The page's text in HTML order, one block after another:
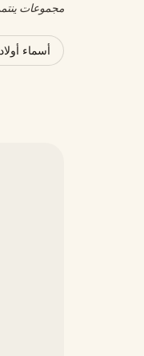
مجموعات
أسماء